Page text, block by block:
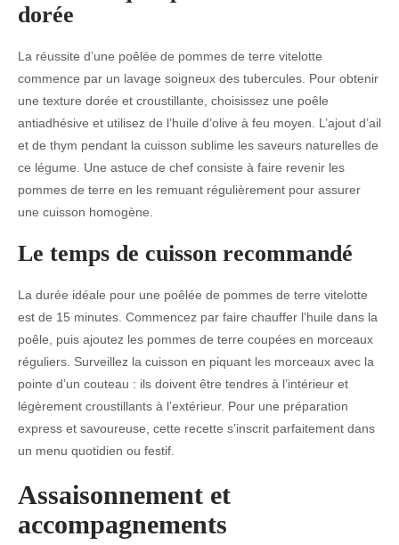
dorée
La réussite d’une poêlée de pommes de terre vitelotte
commence par un lavage soigneux des tubercules. Pour obtenir
une texture dorée et croustillante, choisissez une poêle
antiadhésive et utilisez de l’huile d’olive à feu moyen. L’ajout d’ail
et de thym pendant la cuisson sublime les saveurs naturelles de
ce légume. Une astuce de chef consiste à faire revenir les
pommes de terre en les remuant régulièrement pour assurer
une cuisson homogène.
Le temps de cuisson recommandé
La durée idéale pour une poêlée de pommes de terre vitelotte
est de 15 minutes. Commencez par faire chauffer l’huile dans la
poêle, puis ajoutez les pommes de terre coupées en morceaux
réguliers. Surveillez la cuisson en piquant les morceaux avec la
pointe d’un couteau : ils doivent être tendres à l’intérieur et
légèrement croustillants à l’extérieur. Pour une préparation
express et savoureuse, cette recette s’inscrit parfaitement dans
un menu quotidien ou festif.
Assaisonnement et
accompagnements